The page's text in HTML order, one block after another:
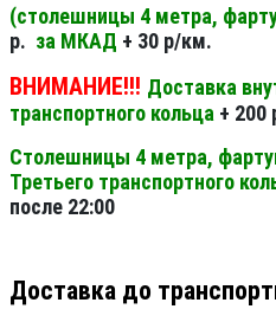
(столешницы 4 метра,
р. за МКАД + 30 р/км.
ВНИМАНИЕ!!! Доставка
транспортного кольца + 200
Столешницы 4 метра,
Третьего транспортного
после 22:00
Доставка до